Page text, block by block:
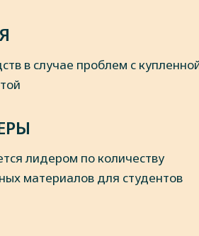
в случае проблем с
лидером по количеству
материалов для студентов